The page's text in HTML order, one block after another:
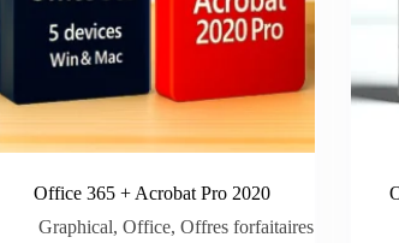
Office 365 + Acrobat Pro 2020
Graphical,Office,Offres forfaitaires